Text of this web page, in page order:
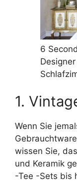
6
1.
Wenn Sie
wissen Sie,
und Keramik
-Tee -Sets bis